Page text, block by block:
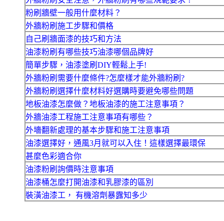
粉刷牆壁一般用什麼材料？
外牆粉刷施工步驟和價格
自己刷牆面漆的技巧和方法
油漆粉刷有哪些技巧油漆哪個品牌好
簡單步驟，油漆塗刷DIY輕鬆上手!
外牆粉刷需要什麼條件?怎麼樣才能外牆粉刷?
外牆粉刷選擇什麼材料好選購時要避免哪些問題
地板油漆怎麼做？地板油漆的施工注意事項？
外牆油漆工程施工注意事項有哪些？
外墻翻新處理的基本步驟和施工注意事項
油漆選擇好，通風3月就可以入住！這樣選擇最環保
甚麼色彩適合你
油漆粉刷詢價時注意事項
油漆桶怎麼打開油漆和乳膠漆的區別
裝潢油漆工， 有機溶劑暴露知多少